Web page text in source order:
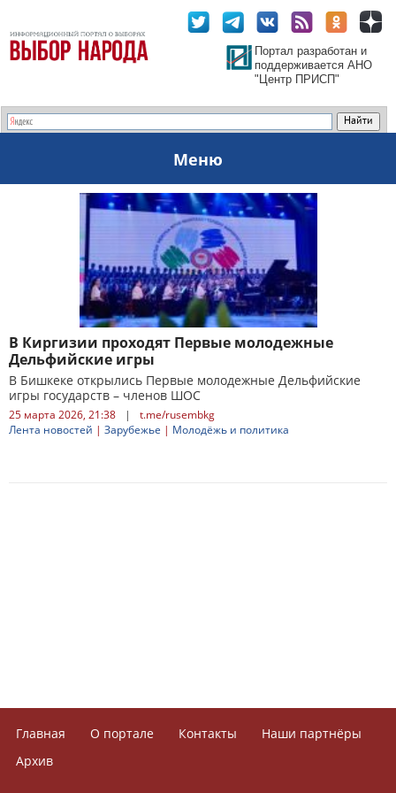
Портал разработан и
поддерживается АНО
"Центр ПРИСП"
Меню
В Киргизии проходят Первые молодежные
Дельфийские игры
В Бишкеке открылись Первые молодежные Дельфийские
игры государств – членов ШОС
25 марта 2026, 21:38 |
t.me/rusembkg
Лента новостей | Зарубежье | Молодёжь и политика
Главная О портале Контакты
Наши партнёры
Архив